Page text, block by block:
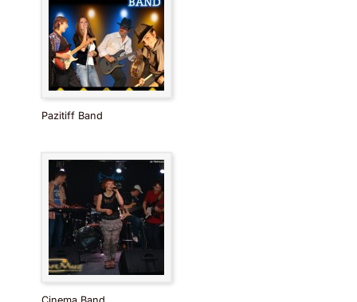
Pazitiff Band